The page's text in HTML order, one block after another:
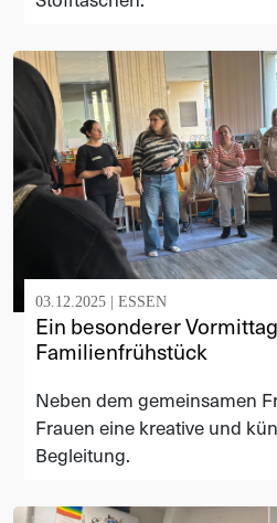
03.12.2025 | ESSEN
Ein besonderer
Familienfrühstück
Neben dem gemeinsamen
Frauen eine kreative und
Begleitung.